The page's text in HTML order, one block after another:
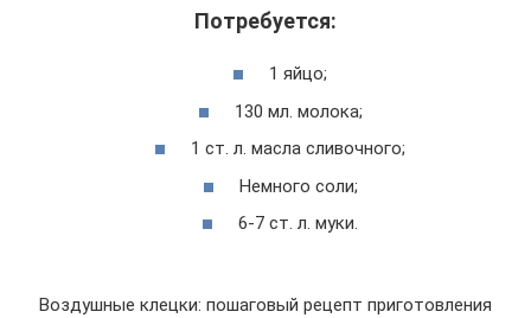
Потребуется:
1 яйцо;
130 мл. молока;
1 ст. л. масла сливочного;
Немного соли;
6-7 ст. л. муки.
Воздушные клецки: пошаговый рецепт приготовления